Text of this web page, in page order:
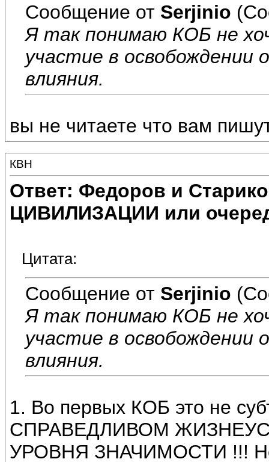
Сообщение от Serjinio
Я так понимаю КОБ не
участие в освобождении
влияния.
вы не читаете что вам
КВН
Ответ: Федоров и
ЦИВИЛИЗАЦИИ или
Цитата:
Сообщение от Serjinio
Я так понимаю КОБ не
участие в освобождении
влияния.
1. Во первых КОБ это не
СПРАВЕДЛИВОМ
УРОВНЯ ЗНАЧИМОСТИ !!!